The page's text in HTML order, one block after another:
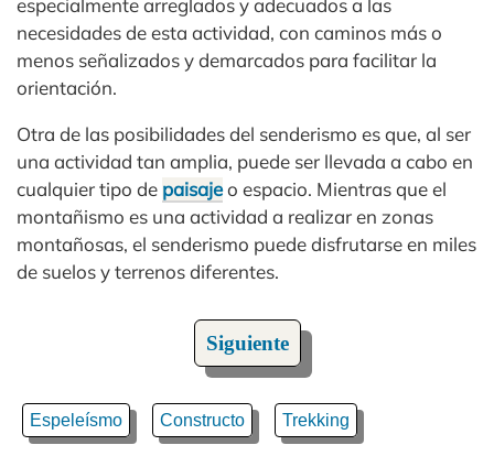
especialmente arreglados y adecuados a las
necesidades de esta actividad, con caminos más o
menos señalizados y demarcados para facilitar la
orientación.
Otra de las posibilidades del senderismo es que, al ser
una actividad tan amplia, puede ser llevada a cabo en
cualquier tipo de paisajeo espacio. Mientras que el
montañismo es una actividad a realizar en zonas
montañosas, el senderismo puede disfrutarse en miles
de suelos y terrenos diferentes.
Siguiente
Espeleísmo Constructo Trekking